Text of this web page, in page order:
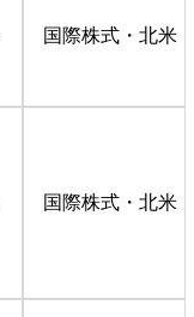
国際株式・北米
国際株式・北米